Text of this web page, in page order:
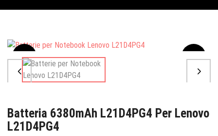
Sale
Batteria 6380mAh L21D4PG4 Per Lenovo
L21D4PG4